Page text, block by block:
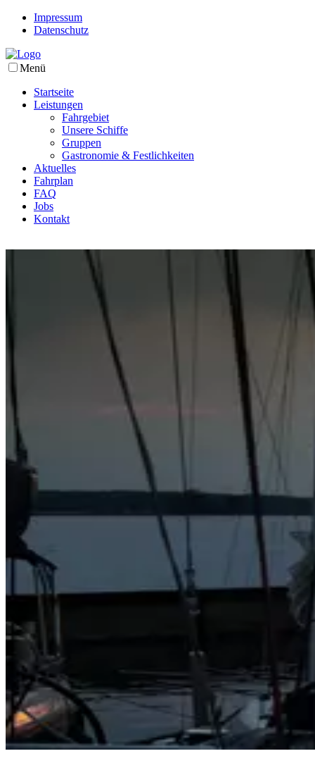
Impressum
Datenschutz
Menü
Startseite
Leistungen
Fahrgebiet
Unsere Schiffe
Gruppen
Gastronomie & Festlichkeiten
Aktuelles
Fahrplan
FAQ
Jobs
Kontakt